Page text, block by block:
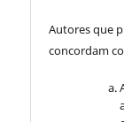
Autores que
concordam